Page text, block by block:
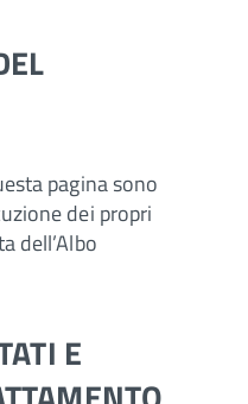
pagina sono
dei propri
dell’Albo
E